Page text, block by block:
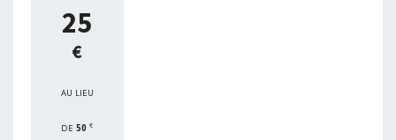
25
€
AU LIEU
DE50 €